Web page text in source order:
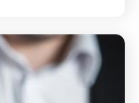
y qué errores a